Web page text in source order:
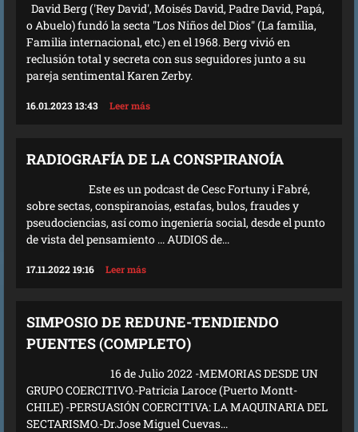
David Berg ('Rey David', Moisés David, Padre David, Papá,
o Abuelo) fundó la secta "Los Niños del Dios" (La familia,
Familia internacional, etc.) en el 1968. Berg vivió en
reclusión total y secreta con sus seguidores junto a su
pareja sentimental Karen Zerby.
16.01.2023 13:43 Leer más
RADIOGRAFÍA DE LA CONSPIRANOÍA
Este es un podcast de Cesc Fortuny i Fabré,
sobre sectas, conspiranoias, estafas, bulos, fraudes y
pseudociencias, así como ingeniería social, desde el punto
de vista del pensamiento ... AUDIOS de...
17.11.2022 19:16 Leer más
SIMPOSIO DE REDUNE-TENDIENDO
PUENTES (COMPLETO)
16 de Julio 2022 -MEMORIAS DESDE UN
GRUPO COERCITIVO.-Patricia Laroce (Puerto Montt-
CHILE) -PERSUASIÓN COERCITIVA: LA MAQUINARIA DEL
SECTARISMO.-Dr.Jose Miguel Cuevas...